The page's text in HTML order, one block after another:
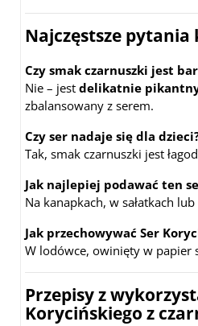
Najczęstsze pytania
Czy smak czarnuszki jest
Nie – jest delikatnie
zbalansowany z serem.
Czy ser nadaje się dla
Tak, smak czarnuszki jest
Jak najlepiej podawać ten
Na kanapkach, w sałatkach lub
Jak przechowywać Ser
W lodówce, owinięty w papier
Przepisy z
Korycińskiego z